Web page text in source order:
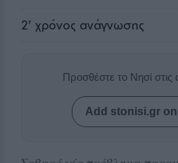
2' χρόνος ανάγνωσης
Προσθέστε το Νησί στις
Add stonisi.gr